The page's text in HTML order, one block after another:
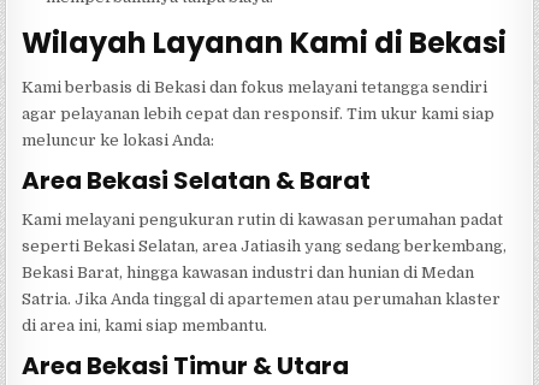
Wilayah Layanan Kami di Bekasi
Kami berbasis di Bekasi dan fokus melayani tetangga sendiri
agar pelayanan lebih cepat dan responsif. Tim ukur kami siap
meluncur ke lokasi Anda:
Area Bekasi Selatan & Barat
Kami melayani pengukuran rutin di kawasan perumahan padat
seperti Bekasi Selatan, area Jatiasih yang sedang berkembang,
Bekasi Barat, hingga kawasan industri dan hunian di Medan
Satria. Jika Anda tinggal di apartemen atau perumahan klaster
di area ini, kami siap membantu.
Area Bekasi Timur & Utara